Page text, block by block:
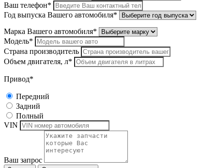
Ваш телефон*
Год выпуска Вашего автомобиля*
Марка Вашего автомобиля*
Модель*
Страна производитель
Объем двигателя, л*
Привод*
Передний
Задний
Полный
VIN
Ваш запрос